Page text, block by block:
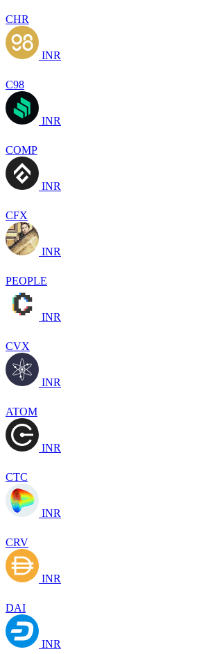
CHR
INR
C98
INR
COMP
INR
CFX
INR
PEOPLE
INR
CVX
INR
ATOM
INR
CTC
INR
CRV
INR
DAI
INR